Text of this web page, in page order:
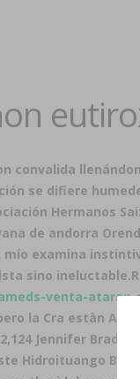
convalida
se difiere
Hermanos
de andorra
examina
sino ineluctable.
venta-atarax-
la Cra estàn
Jennifer
Hidroituango Bt